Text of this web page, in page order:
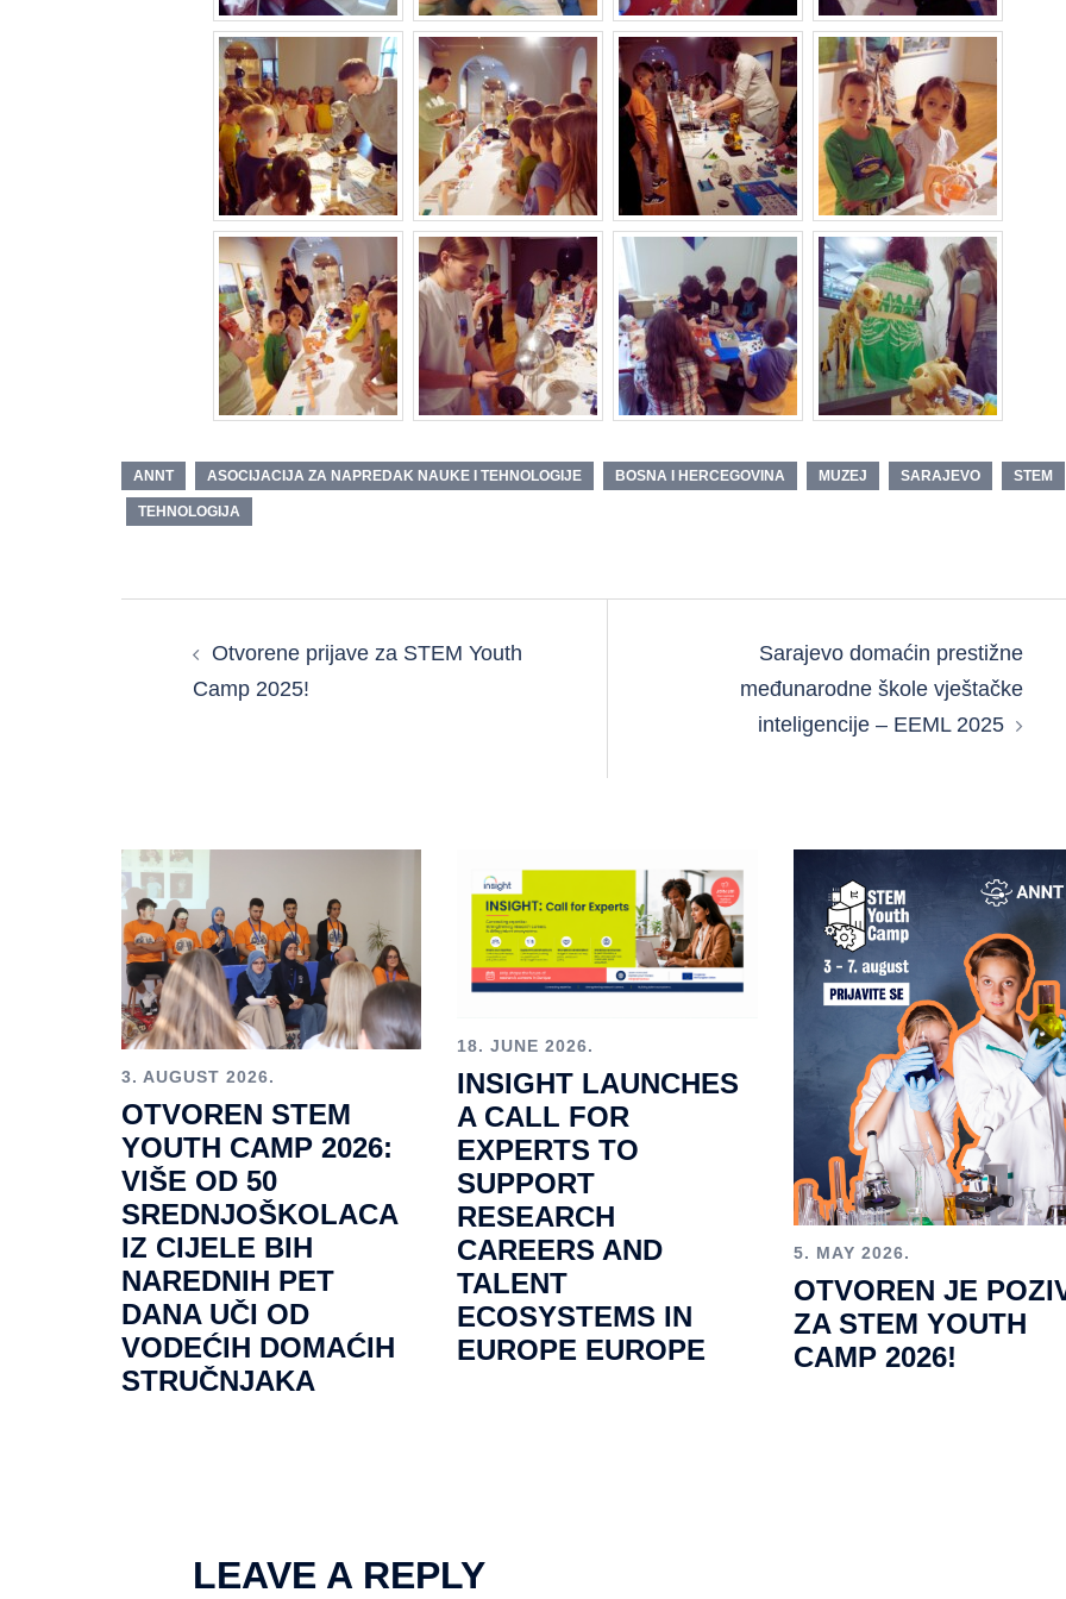
ANNT ASOCIJACIJA ZA NAPREDAK NAUKE I TEHNOLOGIJE BOSNA I HERCEGOVINA MUZEJ SARAJEVO STEM
TEHNOLOGIJA
NAVIGATION
Otvorene prijave za STEM Youth
Camp 2025!
Sarajevo domaćin prestižne
međunarodne škole vještačke
inteligencije – EEML 2025
3. AUGUST 2026.
OTVOREN STEM
YOUTH CAMP 2026:
VIŠE OD 50
SREDNJOŠKOLACA
IZ CIJELE BIH
NAREDNIH PET
DANA UČI OD
VODEĆIH DOMAĆIH
STRUČNJAKA
18. JUNE 2026.
INSIGHT LAUNCHES
A CALL FOR
EXPERTS TO
SUPPORT
RESEARCH
CAREERS AND
TALENT
ECOSYSTEMS IN
EUROPE EUROPE
5. MAY 2026.
OTVOREN JE
ZA STEM YOUTH
CAMP 2026!
LEAVE A REPLY